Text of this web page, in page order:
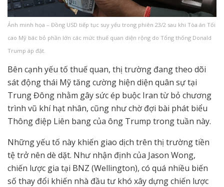
Ảnh minh họa – Đồng USD tiếp tục suy yếu trong phiên 23/2 sau khi Tòa án Tối
cao Mỹ bác bỏ phần lớn các mức thuế quan diện rộng do Tổng thống Donald
Trump áp đặt.
Bên cạnh yếu tố thuế quan, thị trường đang theo dõi
sát động thái Mỹ tăng cường hiện diện quân sự tại
Trung Đông nhằm gây sức ép buộc Iran từ bỏ chương
trình vũ khí hạt nhân, cũng như chờ đợi bài phát biểu
Thông điệp Liên bang của ông Trump trong tuần này.
Những yếu tố này khiến giao dịch trên thị trường tiền
tệ trở nên dè dặt. Như nhận định của Jason Wong,
chiến lược gia tại BNZ (Wellington), có quá nhiều biến
số thay đổi khiến nhà đầu tư khó xây dựng chiến lược